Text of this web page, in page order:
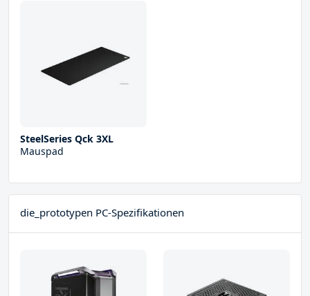
SteelSeries Qck 3XL
Mauspad
die_prototypen PC-Spezifikationen